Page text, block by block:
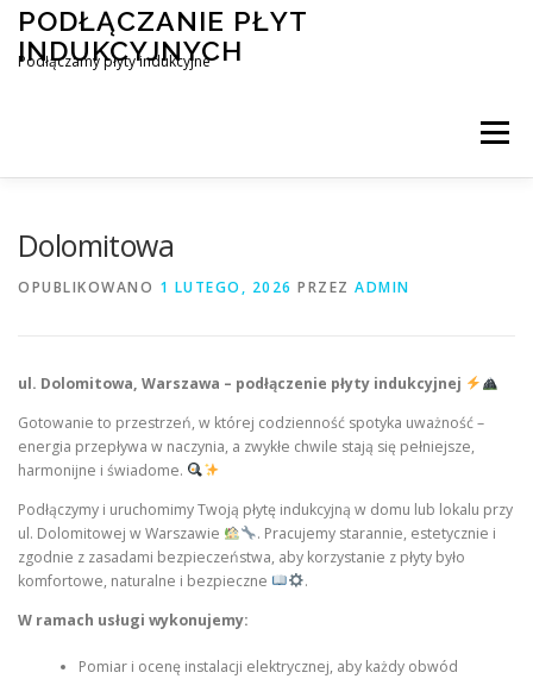
Przejdź
treści
PODŁĄCZANIE PŁYT
INDUKCYJNYCH
Podłączamy płyty indukcyjne
Menu
Dolomitowa
OPUBLIKOWANO 1 LUTEGO, 2026 PRZEZ ADMIN
ul. Dolomitowa, Warszawa – podłączenie płyty indukcyjnej
Gotowanie to przestrzeń, w której codzienność spotyka uważność –
energia przepływa w naczynia, a zwykłe chwile stają się pełniejsze,
harmonijne i świadome.
Podłączymy i uruchomimy Twoją płytę indukcyjną w domu lub lokalu przy
ul. Dolomitowej w Warszawie
. Pracujemy starannie, estetycznie i
zgodnie z zasadami bezpieczeństwa, aby korzystanie z płyty było
komfortowe, naturalne i bezpieczne
.
W ramach usługi wykonujemy:
Pomiar i ocenę instalacji elektrycznej, aby każdy obwód